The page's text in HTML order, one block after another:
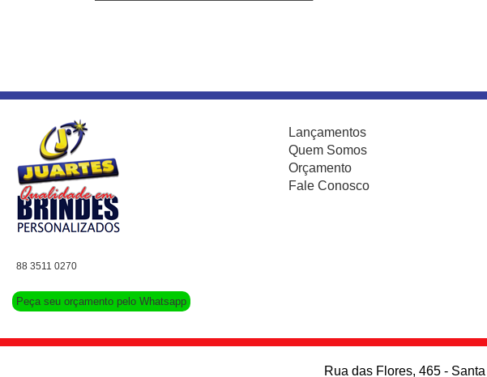
88 3511 0270
Peça seu orçamento pelo Whatsapp
Lançamentos
Quem Somos
Orçamento
Fale Conosco
Rua das Flores, 465 -